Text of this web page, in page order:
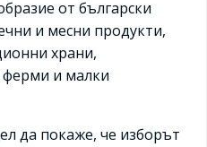
от български
и месни продукти,
храни,
и малки
да покаже, че изборът